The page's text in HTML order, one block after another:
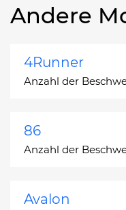
Andere
4Runner
Anzahl der
86
Anzahl der
Avalon